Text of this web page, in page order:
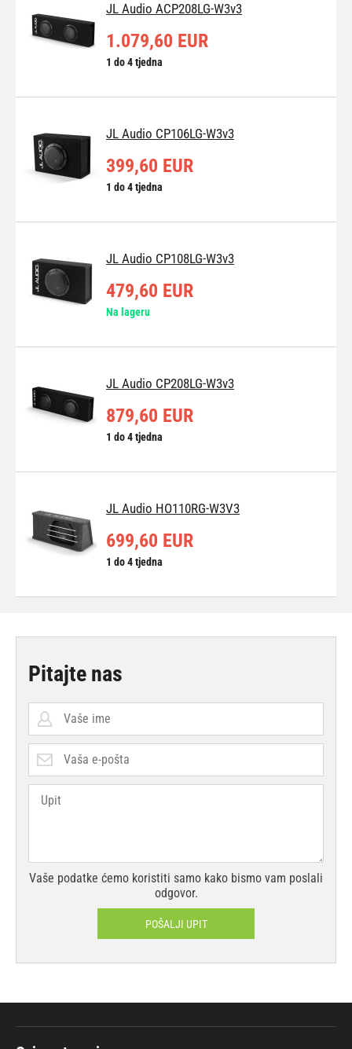
JL Audio ACP208LG-W3v3
1.079,60 EUR
1 do 4 tjedna
JL Audio CP106LG-W3v3
399,60 EUR
1 do 4 tjedna
JL Audio CP108LG-W3v3
479,60 EUR
Na lageru
JL Audio CP208LG-W3v3
879,60 EUR
1 do 4 tjedna
JL Audio HO110RG-W3V3
699,60 EUR
1 do 4 tjedna
Pitajte nas
Vaše podatke ćemo koristiti samo kako bismo vam poslali
odgovor.
POŠALJI UPIT